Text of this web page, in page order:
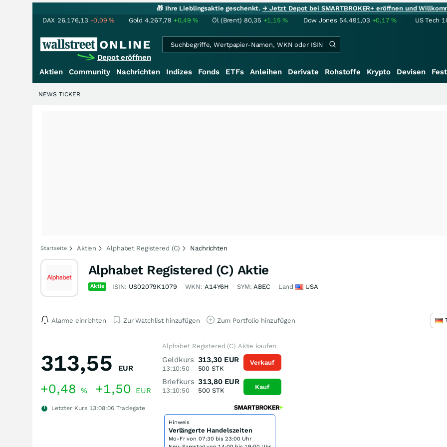
🎁 Ihre Lieblingsaktie geschenkt.→ Jetzt Depot bei SMARTBROKER+ eröffnen und
DAX 26.176,13 -0,09% Gold 4.267,79 +0,49% Öl (Brent) 80,35 +1,15% Dow Jones 54.491,03 +0,17% US Tech
Depot eröffnen
Aktien Community Nachrichten Indizes Fonds ETFs Anleihen Derivate Rohstoffe Krypto Devisen
NEWS TICKER
Startseite Aktien Alphabet Registered (C) Nachrichten
Alphabet Registered (C) Aktie
Aktie ISIN: US02079K1079 WKN: A14Y6H SYM:ABEC Land USA
Alarme einrichten Zur Watchlist hinzufügen Zum Portfolio hinzufügen
313,55 EUR
+0,48 % +1,50 EUR
Letzter Kurs 13:08:06 Tradegate
Alphabet Registered (C) Aktie kaufen
Geldkurs
13:10:50
313,30 EUR
500 STK
Briefkurs
13:10:50
313,80 EUR
500STK
Verkauf
Kauf
Hinweis
Verlängerte Handelszeiten
Mo-Fr von 07:30 bis 23:00 Uhr